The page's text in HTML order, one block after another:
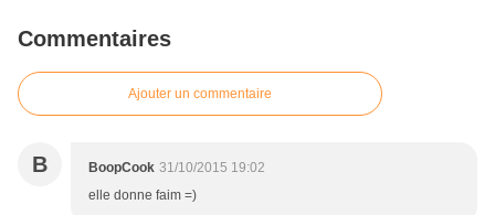
Commentaires
Ajouter un commentaire
B BoopCook 31/10/2015 19:02
elle donne faim =)